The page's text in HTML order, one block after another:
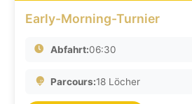
Early-Morning-Turnier
Abfahrt:06:30
Parcours:18 Löcher